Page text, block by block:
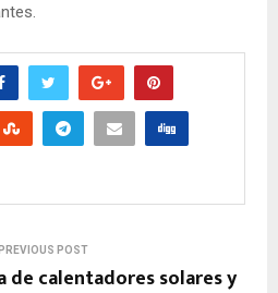
PREVIOUS POST
de calentadores solares y